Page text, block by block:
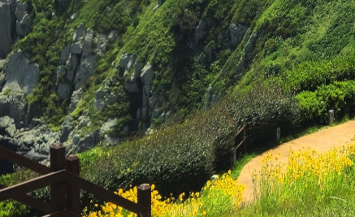
길 위에서 사람과 지역, 자연을 잇고 지속가능한 걷기문화를 만듭니다
자세히 보기